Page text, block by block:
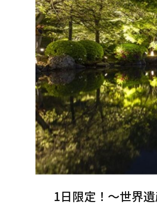
1日限定！〜世界